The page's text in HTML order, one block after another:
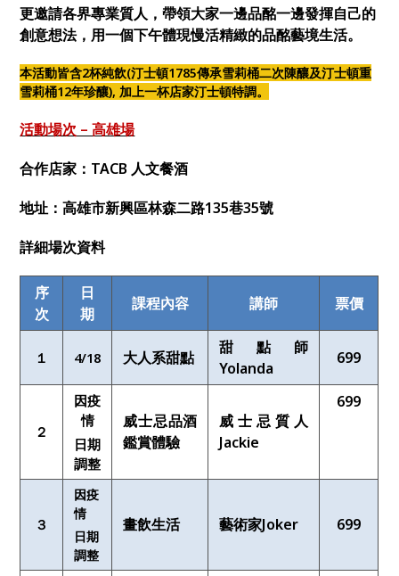
更邀請各界專業質人，帶領大家一邊品酩一邊發揮自己的
創意想法，用一個下午體現慢活精緻的品酩藝境生活。
本活動皆含2杯純飲(汀士頓1785傳承雪莉桶二次陳釀及汀士頓重
雪莉桶12年珍釀), 加上一杯店家汀士頓特調。
活動場次 – 高雄場
合作店家：TACB 人文餐酒
地址：高雄市新興區林森二路135巷35號
詳細場次資料
序
次
日
期
課程內容 講師 票價
１ 4/18 大人系甜點
甜點師
Yolanda
699
２
因疫
情
日期
調整
威士忌品酒
鑑賞體驗
威士忌質人
Jackie
699
３
因疫
情
日期
調整
畫飲生活 藝術家Joker 699